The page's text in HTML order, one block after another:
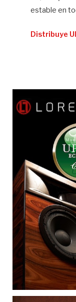
estable en
Distribuye